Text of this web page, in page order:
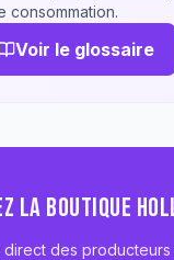
consommation.
Voir le glossaire
LA BOUTIQUE
direct des